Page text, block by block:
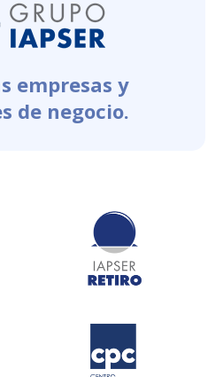
empresas y
de negocio.